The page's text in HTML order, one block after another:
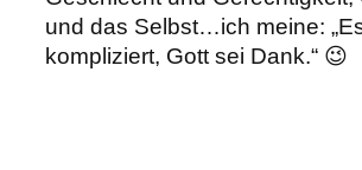
und das Selbst…ich meine:
kompliziert, Gott sei Dank.“ 😉